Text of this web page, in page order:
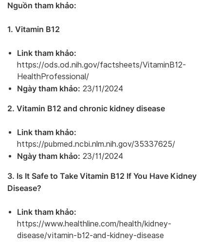
Nguồn tham khảo:
1. Vitamin B12
Link tham khảo:
https://ods.od.nih.gov/factsheets/VitaminB12-
HealthProfessional/
Ngày tham khảo: 23/11/2024
2. Vitamin B12 and chronic kidney disease
Link tham khảo:
https://pubmed.ncbi.nlm.nih.gov/35337625/
Ngày tham khảo: 23/11/2024
3. Is It Safe to Take Vitamin B12 If You Have Kidney
Disease?
Link tham khảo:
https://www.healthline.com/health/kidney-
disease/vitamin-b12-and-kidney-disease